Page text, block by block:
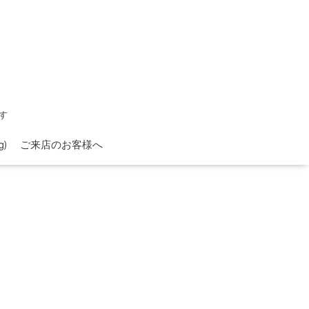
ご来店のお客様へ